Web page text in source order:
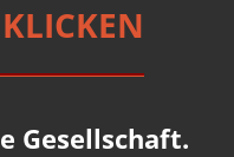
Gesellschaft.